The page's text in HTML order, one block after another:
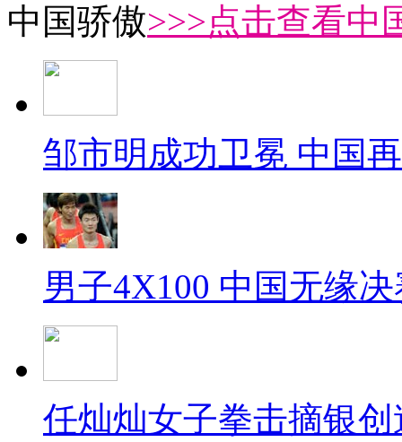
中国骄傲>>>点击查看中
邹市明成功卫冕 中国
男子4X100 中国无缘
任灿灿女子拳击摘银